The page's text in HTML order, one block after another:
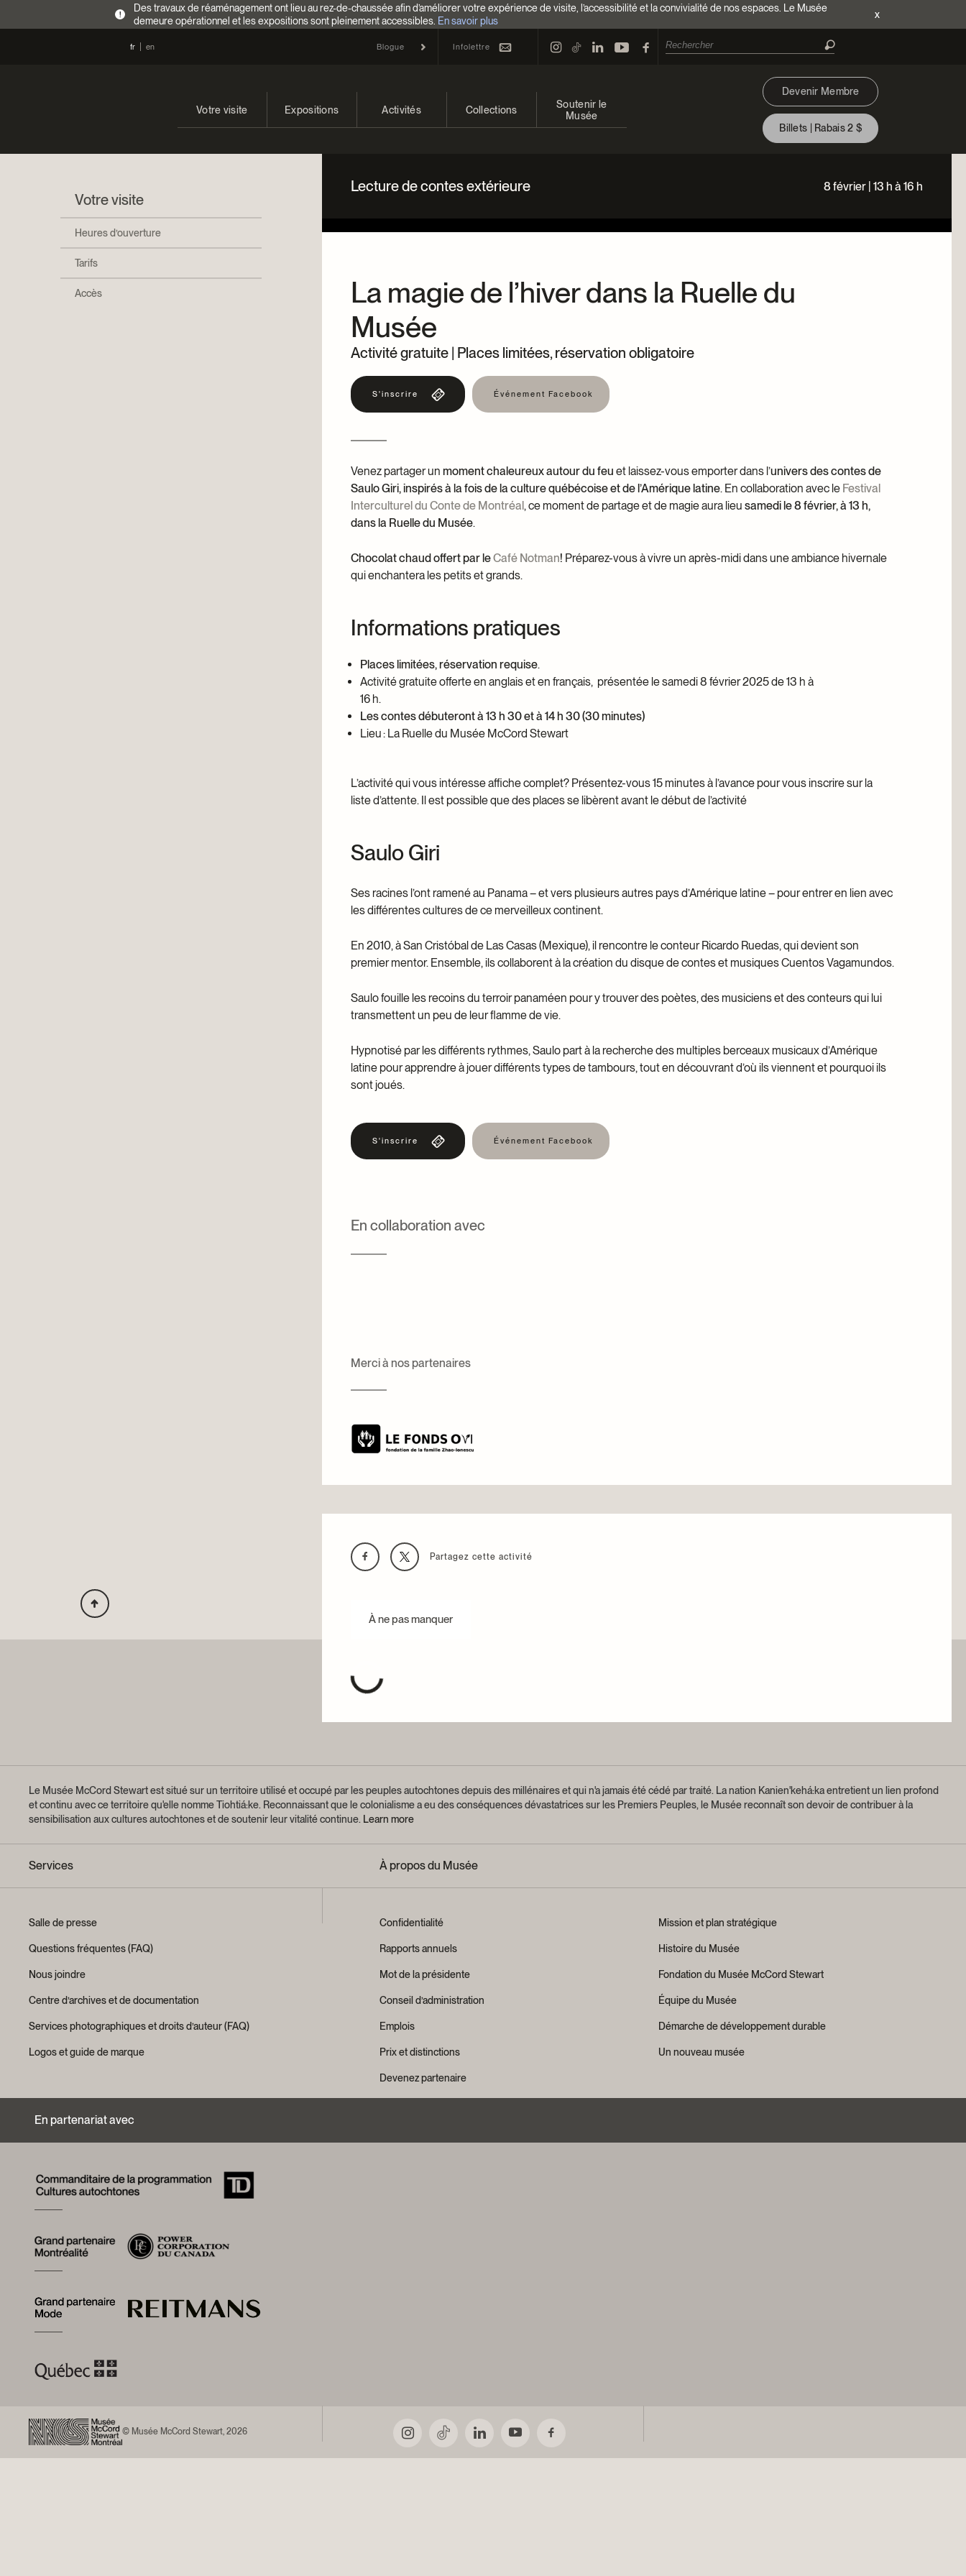
!
Des travaux de réaménagement ont lieu au rez-de-chaussée afin d’améliorer votre expérience de visite, l’accessibilité et la convivialité de nos espaces. Le Musée
demeure opérationnel et les expositions sont pleinement accessibles. En savoir plus
x
fr en Blogue Infolettre
Votre visite Expositions
Expositions passées
Activités
Familles
Collections
Collections en ligne
Centre d’archives et de
documentation
Soutenir le
Musée
Événements
Devenir bénévole
Jeune McCord philanthrope
Devenir Membre
Billets | Rabais 2 $
Votre visite
Heures d’ouverture
Tarifs
Accès
Lecture de contes extérieure 8 février | 13 h à 16 h
La magie de l’hiver dans la Ruelle du
Musée
Activité gratuite | Places limitées, réservation obligatoire
S'inscrire Événement Facebook
Venez partager un moment chaleureux autour du feu et laissez-vous emporter dans l’univers des contes de
Saulo Giri, inspirés à la fois de la culture québécoise et de l’Amérique latine. En collaboration avec le Festival
Interculturel du Conte de Montréal, ce moment de partage et de magie aura lieu samedi le 8 février, à 13 h,
dans la Ruelle du Musée.
Chocolat chaud offert par leCafé Notman! Préparez-vous à vivre un après-midi dans une ambiance hivernale
qui enchantera les petits et grands.
Informations pratiques
Places limitées, réservation requise.
Activité gratuite offerte en anglais et en français, présentée le samedi 8 février 2025 de 13 h à
16 h.
Les contes débuteront à 13 h 30 et à 14 h 30 (30 minutes)
Lieu : La Ruelle du Musée McCord Stewart
L’activité qui vous intéresse affiche complet? Présentez-vous 15 minutes à l’avance pour vous inscrire sur la
liste d’attente. Il est possible que des places se libèrent avant le début de l’activité
Saulo Giri
Ses racines l’ont ramené au Panama – et vers plusieurs autres pays d’Amérique latine – pour entrer en lien avec
les différentes cultures de ce merveilleux continent.
En 2010, à San Cristóbal de Las Casas (Mexique), il rencontre le conteur Ricardo Ruedas, qui devient son
premier mentor. Ensemble, ils collaborent à la création du disque de contes et musiques Cuentos Vagamundos.
Saulo fouille les recoins du terroir panaméen pour y trouver des poètes, des musiciens et des conteurs qui lui
transmettent un peu de leur flamme de vie.
Hypnotisé par les différents rythmes, Saulo part à la recherche des multiples berceaux musicaux d’Amérique
latine pour apprendre à jouer différents types de tambours, tout en découvrant d’où ils viennent et pourquoi ils
sont joués.
S'inscrire Événement Facebook
En collaboration avec
Merci à nos partenaires
Partagez cette activité
À ne pas manquer
Le Musée McCord Stewart est situé sur un territoire utilisé et occupé par les peuples autochtones depuis des millénaires et qui n'a jamais été cédé par traité. La nation Kanien'kehá:ka entretient un lien profond
et continu avec ce territoire qu'elle nomme Tiohtiá:ke. Reconnaissant que le colonialisme a eu des conséquences dévastatrices sur les Premiers Peuples, le Musée reconnaît son devoir de contribuer à la
sensibilisation aux cultures autochtones et de soutenir leur vitalité continue. Learn more
Services
Salle de presse
Questions fréquentes (FAQ)
Nous joindre
Centre d’archives et de documentation
Services photographiques et droits d’auteur (FAQ)
Logos et guide de marque
À propos du Musée
Confidentialité Mission et plan stratégique
Rapports annuels Histoire du Musée
Mot de la présidente Fondation du Musée McCord Stewart
Conseil d’administration Équipe du Musée
Emplois Démarche de développement durable
Prix et distinctions Un nouveau musée
Devenez partenaire
En partenariat avec
© Musée McCord Stewart, 2026